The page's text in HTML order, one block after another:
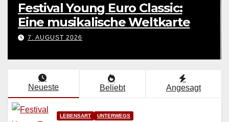
Festival Young Euro Classic:
Eine musikalische Weltkarte
7. AUGUST 2026
Neueste Beliebt Angesagt
LEBENSART UNTERWEGS